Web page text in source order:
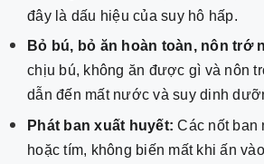
đây là dấu hiệu của suy hô hấp.
Bỏ bú, bỏ ăn hoàn toàn, nôn trớ
chịu bú, không ăn được gì và nôn
dẫn đến mất nước và suy dinh
Phát ban xuất huyết: Các nốt ban
hoặc tím, không biến mất khi ấn